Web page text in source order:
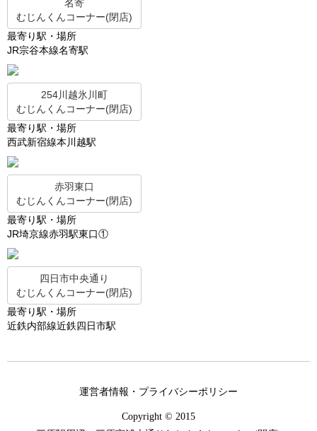
名寄
むじんくんコーナー(閉店)
最寄り駅・場所
JR宗谷本線名寄駅
254川越氷川町
むじんくんコーナー(閉店)
最寄り駅・場所
西武新宿線本川越駅
赤羽東口
むじんくんコーナー(閉店)
最寄り駅・場所
JR埼京線赤羽駅東口①
四日市中央通り
むじんくんコーナー(閉店)
最寄り駅・場所
近鉄内部線近鉄四日市駅
運営者情報・プライバシーポリシー
Copyright © 2015